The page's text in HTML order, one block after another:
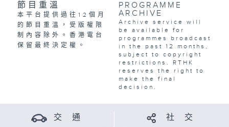
節目重溫
本平台提供過往12個月
的節目重溫，受版權限
制內容除外。香港電台
保留最終決定權。
PROGRAMME
ARCHIVE
Archive service will
be available for
programmes broadcast
in the past 12 months,
subject to copyright
restrictions. RTHK
reserves the right to
make the final
decision.
交 通 社 交